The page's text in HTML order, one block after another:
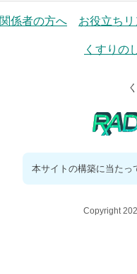
係者の方へ お役立ちリ
くすりの
本サイトの構築に当たっ
Copyright